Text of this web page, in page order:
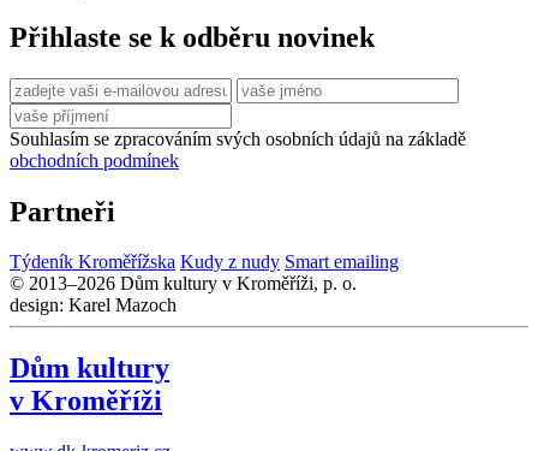
Přihlaste se k odběru novinek
Souhlasím se zpracováním svých osobních údajů na základě
obchodních podmínek
Partneři
Týdeník Kroměřížska Kudy z nudy Smart emailing
© 2013–2026 Dům kultury v Kroměříži, p. o.
design: Karel Mazoch
Dům kultury
v Kroměříži